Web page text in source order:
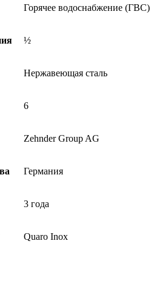
Горячее водоснабжение (ГВС)
½
Нержавеющая сталь
6
Zehnder Group AG
Германия
3 года
Quaro Inox